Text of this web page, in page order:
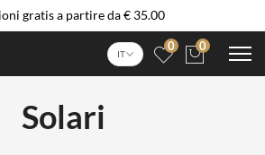
gratis a partire da € 35.00
IT
0 0
Solari